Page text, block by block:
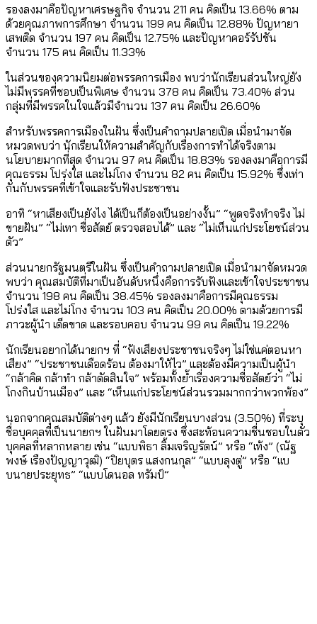
รองลงมาคือปัญหาเศรษฐกิจ จำนวน 211 คน คิดเป็น 13.66% ตาม
ด้วยคุณภาพการศึกษา จำนวน 199 คน คิดเป็น 12.88% ปัญหายา
เสพติด จำนวน 197 คน คิดเป็น 12.75% และปัญหาคอร์รัปชัน
จำนวน 175 คน คิดเป็น 11.33%
ในส่วนของความนิยมต่อพรรคการเมือง พบว่านักเรียนส่วนใหญ่ยัง
ไม่มีพรรคที่ชอบเป็นพิเศษ จำนวน 378 คน คิดเป็น 73.40% ส่วน
กลุ่มที่มีพรรคในใจแล้วมีจำนวน 137 คน คิดเป็น 26.60%
สำหรับพรรคการเมืองในฝัน ซึ่งเป็นคำถามปลายเปิด เมื่อนำมาจัด
หมวดพบว่า นักเรียนให้ความสำคัญกับเรื่องการทำได้จริงตาม
นโยบายมากที่สุด จำนวน 97 คน คิดเป็น 18.83% รองลงมาคือการมี
คุณธรรม โปร่งใส และไม่โกง จำนวน 82 คน คิดเป็น 15.92% ซึ่งเท่า
กันกับพรรคที่เข้าใจและรับฟังประชาชน
อาทิ “หาเสียงเป็นยังไง ได้เป็นก็ต้องเป็นอย่างงั้น” “พูดจริงทำจริง ไม่
ขายฝัน” “ไม่เทา ซื่อสัตย์ ตรวจสอบได้” และ “ไม่เห็นแก่ประโยชน์ส่วน
ตัว”
ส่วนนายกรัฐมนตรีในฝัน ซึ่งเป็นคำถามปลายเปิด เมื่อนำมาจัดหมวด
พบว่า คุณสมบัติที่มาเป็นอันดับหนึ่งคือการรับฟังและเข้าใจประชาชน
จำนวน 198 คน คิดเป็น 38.45% รองลงมาคือการมีคุณธรรม
โปร่งใส และไม่โกง จำนวน 103 คน คิดเป็น 20.00% ตามด้วยการมี
ภาวะผู้นำ เด็ดขาด และรอบคอบ จำนวน 99 คน คิดเป็น 19.22%
นักเรียนอยากได้นายกฯ ที่ “ฟังเสียงประชาชนจริงๆ ไม่ใช่แค่ตอนหา
เสียง” “ประชาชนเดือดร้อน ต้องมาให้ไว” และต้องมีความเป็นผู้นำ
“กล้าคิด กล้าทำ กล้าตัดสินใจ” พร้อมทั้งย้ำเรื่องความซื่อสัตย์ว่า “ไม่
โกงกินบ้านเมือง” และ “เห็นแก่ประโยชน์ส่วนรวมมากกว่าพวกพ้อง”
นอกจากคุณสมบัติต่างๆ แล้ว ยังมีนักเรียนบางส่วน (3.50%) ที่ระบุ
ชื่อบุคคลที่เป็นนายกฯ ในฝันมาโดยตรง ซึ่งสะท้อนความชื่นชอบในตัว
บุคคลที่หลากหลาย เช่น “แบบพิธา ลิ้มเจริญรัตน์” หรือ “เท้ง” (ณัฐ
พงษ์ เรืองปัญญาวุฒิ) “ปิยบุตร แสงกนกุล” “แบบลุงตู่” หรือ “เเบ
บนายประยุทธ” “แบบโดนอล ทรัมป์”